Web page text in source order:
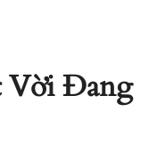
Vời Đang